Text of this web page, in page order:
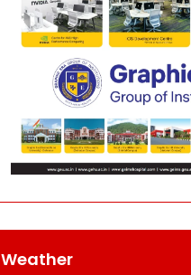
Weather